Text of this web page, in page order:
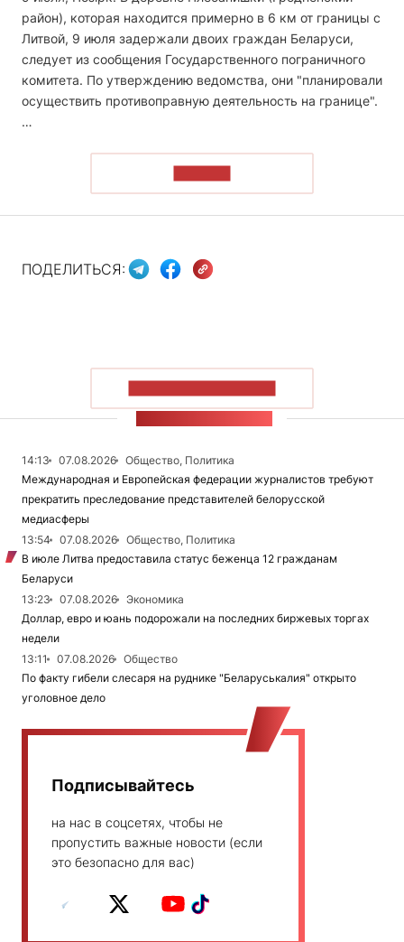
район), которая находится примерно в 6 км от границы с
Литвой, 9 июля задержали двоих граждан Беларуси,
следует из сообщения Государственного пограничного
комитета. По утверждению ведомства, они "планировали
осуществить противоправную деятельность на границе".
…
ПОДЕЛИТЬСЯ:
14:13 07.08.2026
Общество, Политика
Международная и Европейская федерации журналистов требуют
прекратить преследование представителей белорусской
медиасферы
13:54
07.08.2026
Общество, Политика
В июле Литва предоставила статус беженца 12 гражданам
Беларуси
13:23
07.08.2026
Экономика
Доллар, евро и юань подорожали на последних биржевых торгах
недели
13:11
07.08.2026
Общество
По факту гибели слесаря на руднике "Беларуськалия" открыто
уголовное дело
Подписывайтесь
на нас в соцсетях, чтобы не
пропустить важные новости (если
это безопасно для вас)